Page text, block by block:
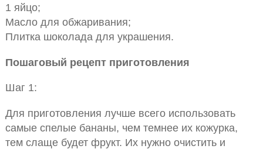
1 яйцо;
Масло для обжаривания;
Плитка шоколада для украшения.
Пошаговый рецепт приготовления
Шаг 1:
Для приготовления лучше всего использовать
самые спелые бананы, чем темнее их кожурка,
тем слаще будет фрукт. Их нужно очистить и